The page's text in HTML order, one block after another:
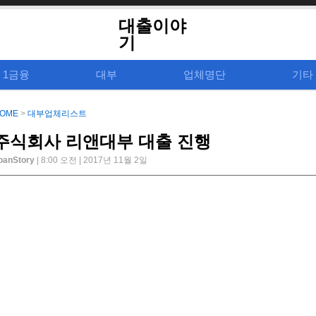
대출이야
기
1금융 대부 업체명단 기타
> 대부업체리스트
식회사 리앤대부 대출 진행
| 8:00 오전 | 2017년 11월 2일